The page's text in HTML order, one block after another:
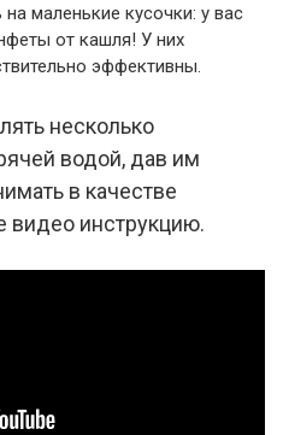
маленькие кусочки: у вас
от кашля! У них
эффективны.
несколько
водой, дав им
в качестве
видео инструкцию.